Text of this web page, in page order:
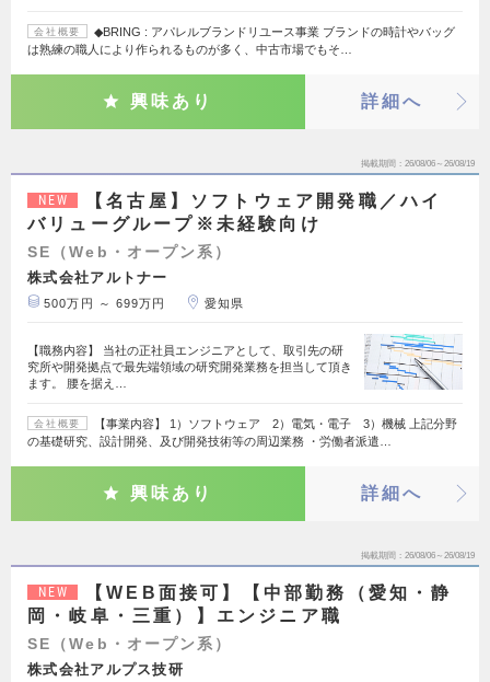
会社概要
◆BRING : アパレルブランドリユース事業 ブランドの時計やバッグ
は熟練の職人により作られるものが多く、中古市場でもそ…
興味あり 詳細へ
掲載期間 26/08/06～26/08/19
NEW
【名古屋】ソフトウェア開発職／ハイ
バリューグループ※未経験向け
SE（Web・オープン系）
株式会社アルトナー
500万円 ～ 699万円 愛知県
【職務内容】 当社の正社員エンジニアとして、取引先の研
究所や開発拠点で最先端領域の研究開発業務を担当して頂き
ます。 腰を据え…
会社概要
【事業内容】 1）ソフトウェア 2）電気・電子 3）機械 上記分野
の基礎研究、設計開発、及び開発技術等の周辺業務 ・労働者派遣…
興味あり 詳細へ
掲載期間 26/08/06～26/08/19
NEW
【WEB面接可】【中部勤務（愛知・静
岡・岐阜・三重）】エンジニア職
SE（Web・オープン系）
株式会社アルプス技研